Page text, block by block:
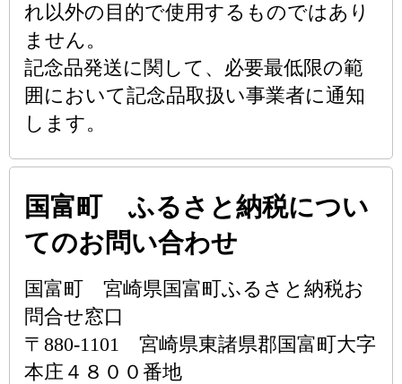
れ以外の目的で使用するものではあり
ません。
記念品発送に関して、必要最低限の範
囲において記念品取扱い事業者に通知
します。
国富町 ふるさと納税につい
てのお問い合わせ
国富町 宮崎県国富町ふるさと納税お
問合せ窓口
〒880-1101 宮崎県東諸県郡国富町大字
本庄４８００番地